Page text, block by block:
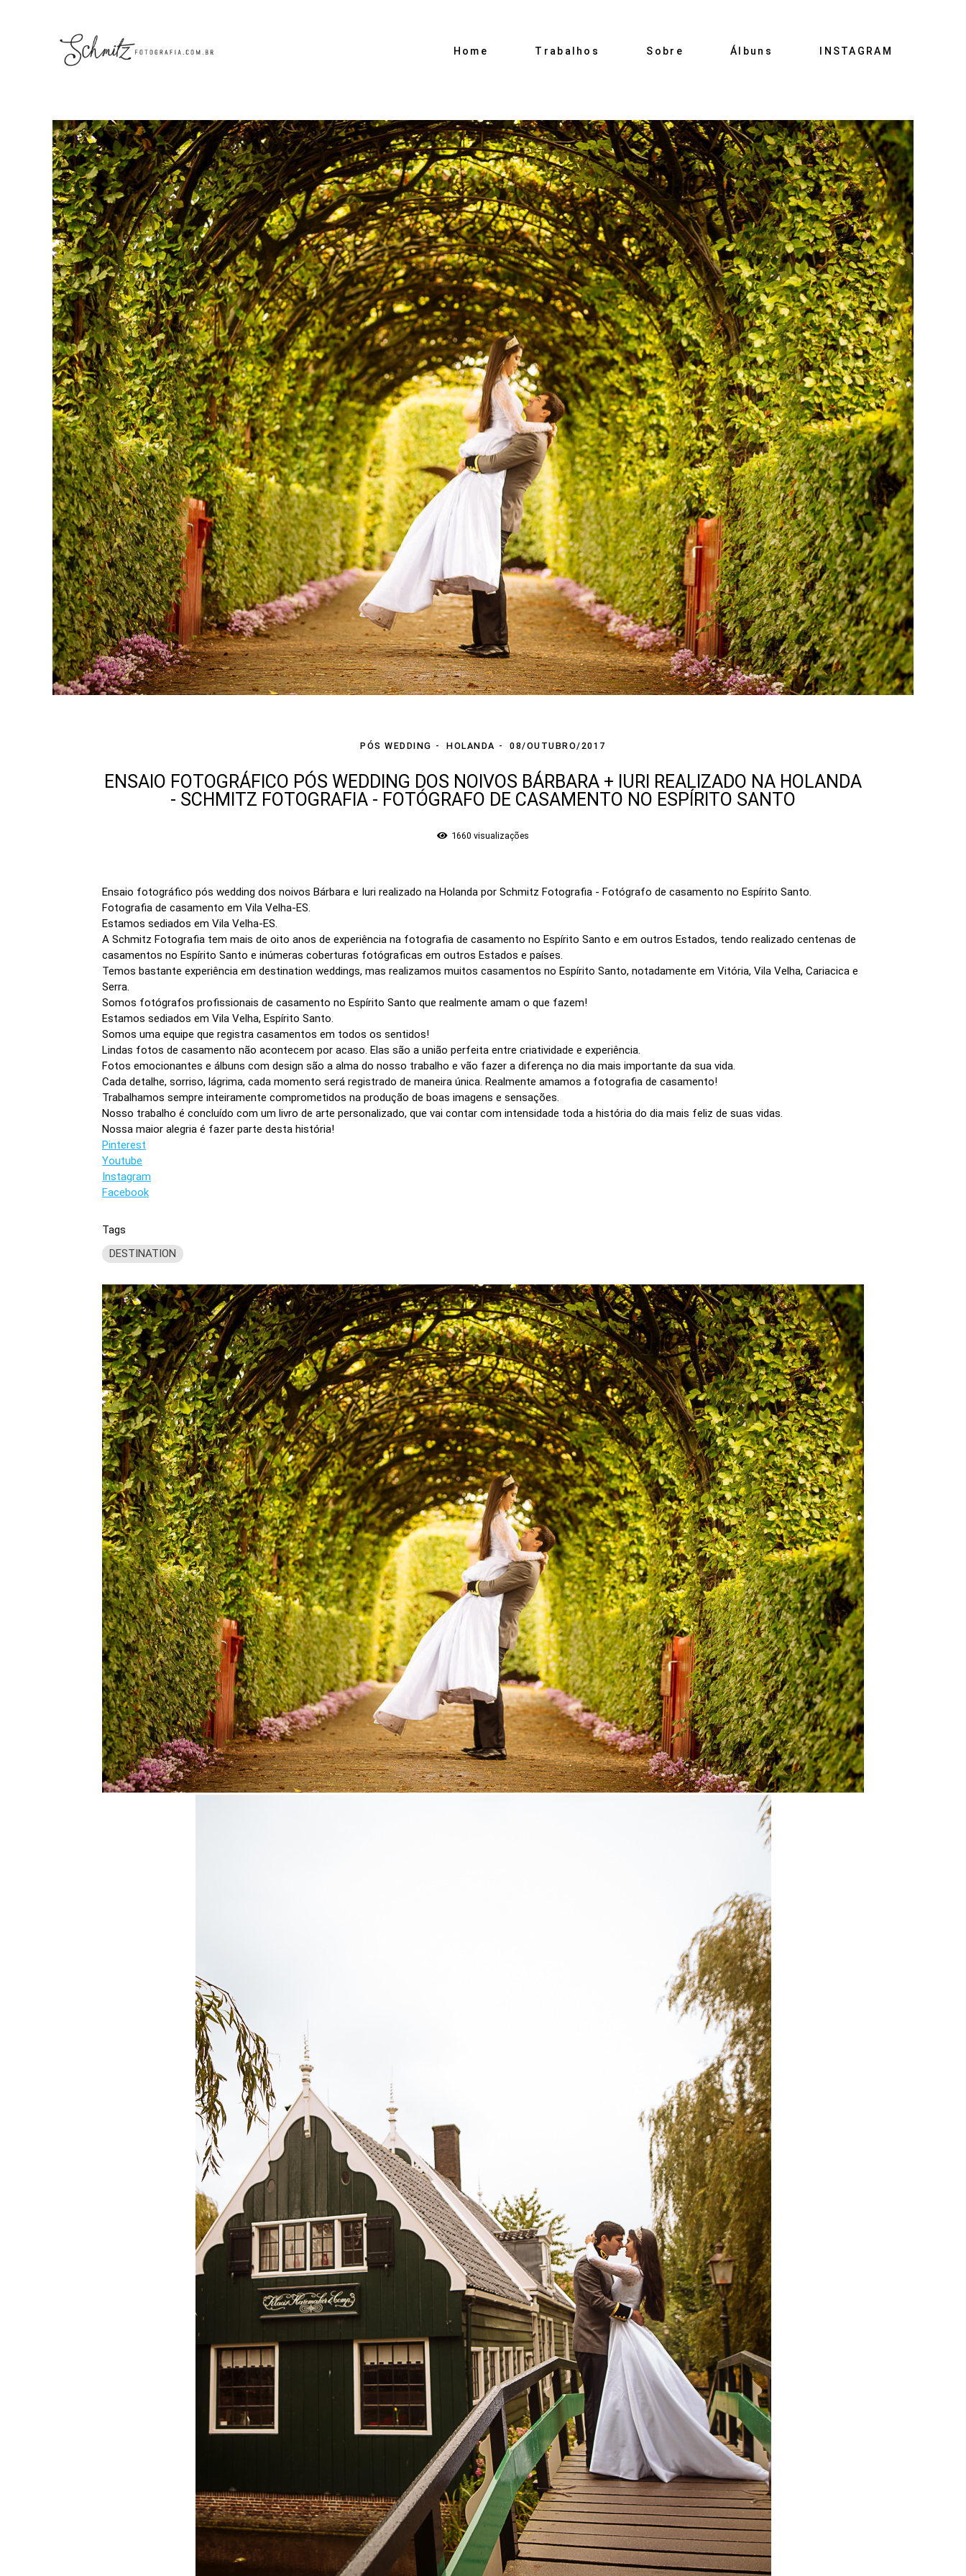
Home Trabalhos Sobre Álbuns INSTAGRAM
PÓS WEDDING HOLANDA 08/OUTUBRO/2017
ENSAIO FOTOGRÁFICO PÓS WEDDING DOS NOIVOS BÁRBARA + IURI REALIZADO NA HOLANDA
- SCHMITZ FOTOGRAFIA - FOTÓGRAFO DE CASAMENTO NO ESPÍRITO SANTO
1660 visualizações
Ensaio fotográfico pós wedding dos noivos Bárbara e Iuri realizado na Holanda por Schmitz Fotografia - Fotógrafo de casamento no Espírito Santo.
Fotografia de casamento em Vila Velha-ES.
Estamos sediados em Vila Velha-ES.
A Schmitz Fotografia tem mais de oito anos de experiência na fotografia de casamento no Espírito Santo e em outros Estados, tendo realizado centenas de
casamentos no Espírito Santo e inúmeras coberturas fotógraficas em outros Estados e países.
Temos bastante experiência em destination weddings, mas realizamos muitos casamentos no Espírito Santo, notadamente em Vitória, Vila Velha, Cariacica e
Serra.
Somos fotógrafos profissionais de casamento no Espírito Santo que realmente amam o que fazem!
Estamos sediados em Vila Velha, Espírito Santo.
Somos uma equipe que registra casamentos em todos os sentidos!
Lindas fotos de casamento não acontecem por acaso. Elas são a união perfeita entre criatividade e experiência.
Fotos emocionantes e álbuns com design são a alma do nosso trabalho e vão fazer a diferença no dia mais importante da sua vida.
Cada detalhe, sorriso, lágrima, cada momento será registrado de maneira única. Realmente amamos a fotografia de casamento!
Trabalhamos sempre inteiramente comprometidos na produção de boas imagens e sensações.
Nosso trabalho é concluído com um livro de arte personalizado, que vai contar com intensidade toda a história do dia mais feliz de suas vidas.
Nossa maior alegria é fazer parte desta história!
Pinterest
Youtube
Instagram
Facebook
Tags
DESTINATION